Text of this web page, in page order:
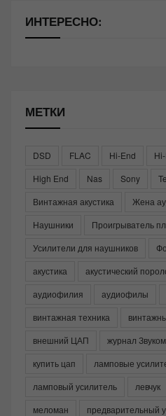
ИНТЕРЕСНО:
МЕТКИ
DSD FLAC Hi-End
High End
Nas Sony
Винтажная акустика
Жена
Наушники
Проигрыватель
Усилители для наушников
акустика
акустический
аудиофилия
аудиофилы
винтажная техника
внешний ЦАП
журнал
купить цап
ламповые
ламповый усилитель
левчук
меломан
предварительный